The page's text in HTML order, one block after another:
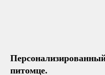
питомце.